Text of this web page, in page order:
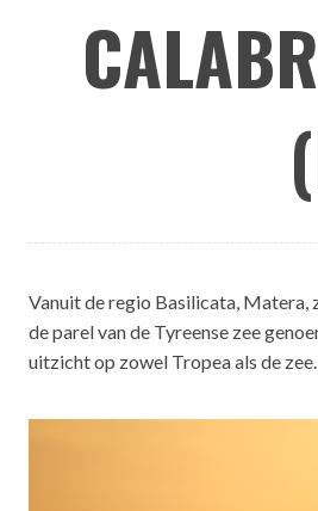
Vanuit de regio Basilicata, Matera,
de parel van de Tyreense zee
uitzicht op zowel Tropea als de